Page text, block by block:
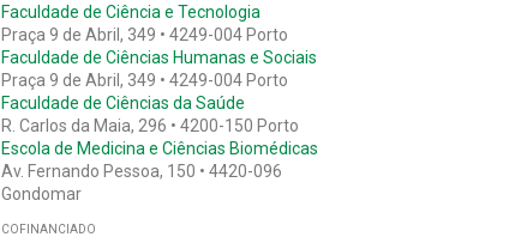
Faculdade de Ciência e Tecnologia
Praça 9 de Abril, 349 • 4249-004 Porto
Faculdade de Ciências Humanas e Sociais
Praça 9 de Abril, 349 • 4249-004 Porto
Faculdade de Ciências da Saúde
R. Carlos da Maia, 296 • 4200-150 Porto
Escola de Medicina e Ciências Biomédicas
Av. Fernando Pessoa, 150 • 4420-096
Gondomar
COFINANCIADO